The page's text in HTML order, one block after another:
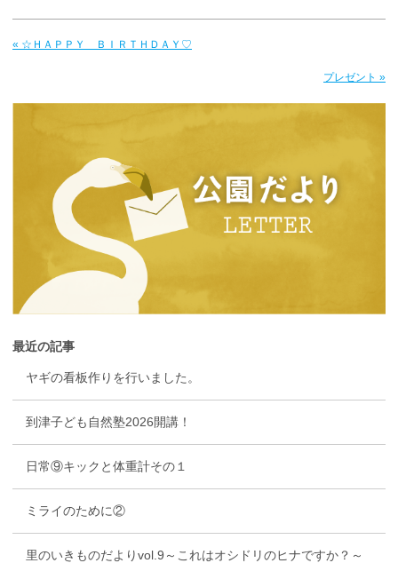
« ☆ＨＡＰＰＹ ＢＩＲＴＨＤＡＹ♡
プレゼント »
最近の記事
ヤギの看板作りを行いました。
到津子ども自然塾2026開講！
日常⑨キックと体重計その１
ミライのために②
里のいきものだよりvol.9～これはオシドリのヒナですか？～